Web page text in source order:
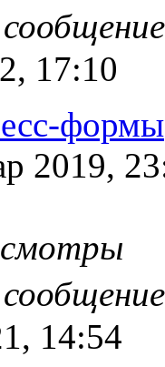
17:10
формы
2019,
14:54